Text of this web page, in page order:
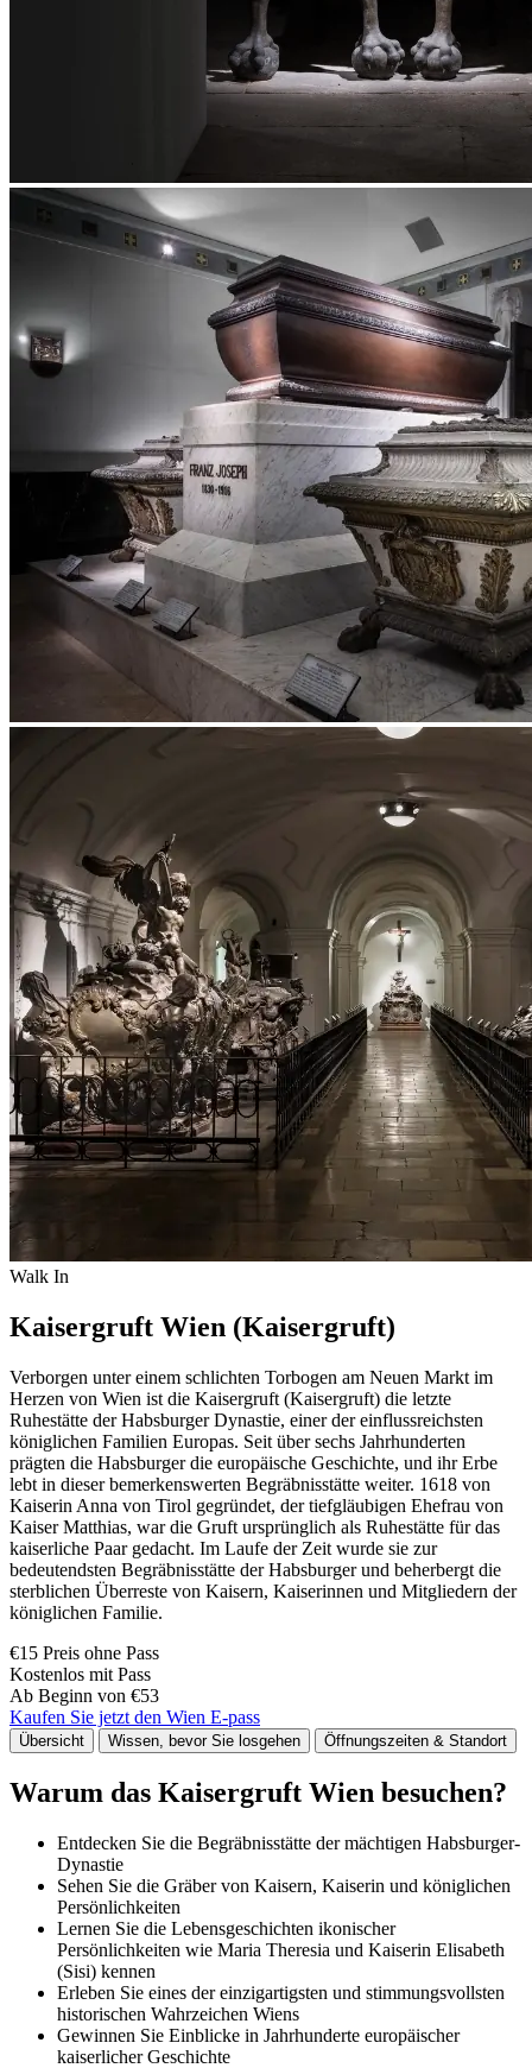
Walk In
Kaisergruft Wien (Kaisergruft)
Verborgen unter einem schlichten Torbogen am Neuen Markt im
Herzen von Wien ist die Kaisergruft (Kaisergruft) die letzte
Ruhestätte der Habsburger Dynastie, einer der einflussreichsten
königlichen Familien Europas. Seit über sechs Jahrhunderten
prägten die Habsburger die europäische Geschichte, und ihr Erbe
lebt in dieser bemerkenswerten Begräbnisstätte weiter. 1618 von
Kaiserin Anna von Tirol gegründet, der tiefgläubigen Ehefrau von
Kaiser Matthias, war die Gruft ursprünglich als Ruhestätte für das
kaiserliche Paar gedacht. Im Laufe der Zeit wurde sie zur
bedeutendsten Begräbnisstätte der Habsburger und beherbergt die
sterblichen Überreste von Kaisern, Kaiserin­nen und Mitgliedern der
königlichen Familie.
€15 Preis ohne Pass
Kostenlos mit Pass
Ab Beginn von €53
Kaufen Sie jetzt den Wien E-pass
Übersicht Wissen, bevor Sie losgehen Öffnungszeiten & Standort
Warum das Kaisergruft Wien besuchen?
Entdecken Sie die Begräbnisstätte der mächtigen Habsburger-
Dynastie
Sehen Sie die Gräber von Kaisern, Kaiserin und königlichen
Persönlichkeiten
Lernen Sie die Lebensgeschichten ikonischer
Persönlichkeiten wie Maria Theresia und Kaiserin Elisabeth
(Sisi) kennen
Erleben Sie eines der einzigartigsten und stimmungsvollsten
historischen Wahrzeichen Wiens
Gewinnen Sie Einblicke in Jahrhunderte europäischer
kaiserlicher Geschichte